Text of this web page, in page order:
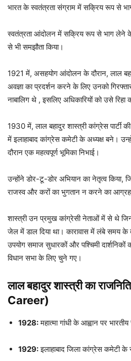
भारत के स्वतंत्रता संग्राम में सक्रिय रूप से
स्वतंत्रता आंदोलन में सक्रिय रूप से भाग लेने के
से भी समझौता किया।
1921 में, असहयोग आंदोलन के दौरान, लाल
अवज्ञा का प्रदर्शन करने के लिए उनको
नाबालिग थे , इसलिए अधिकारियों को उसे रिहा
1930 में, लाल बहादुर शास्त्री कांग्रेस पार्टी
में इलाहाबाद कांग्रेस कमेटी के अध्यक्ष बने।
दौरान एक महत्वपूर्ण भूमिका निभाई।
उन्होंने डोर-टू-डोर अभियान का नेतृत्व किया,
राजस्व और करों का भुगतान न करने का आग्रह
शास्त्री उन प्रमुख कांग्रेसी नेताओं में से थे
जेल में डाल दिया था। कारावास में लंबे समय के
उपयोग समाज सुधारकों और पश्चिमी
विधान सभा के लिए चुने गए।
लाल बहादुर शास्त्री का
Career)
1928:महात्मा गांधी के आह्वान पर
1929:इलाहाबाद जिला कांग्रेस कमेटी के